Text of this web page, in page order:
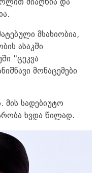
მიაღწია და
მსახიობია,
ასაკში
"ცეკვა
მონაცემები
მის სადებიუტო
ხვდა წილად.